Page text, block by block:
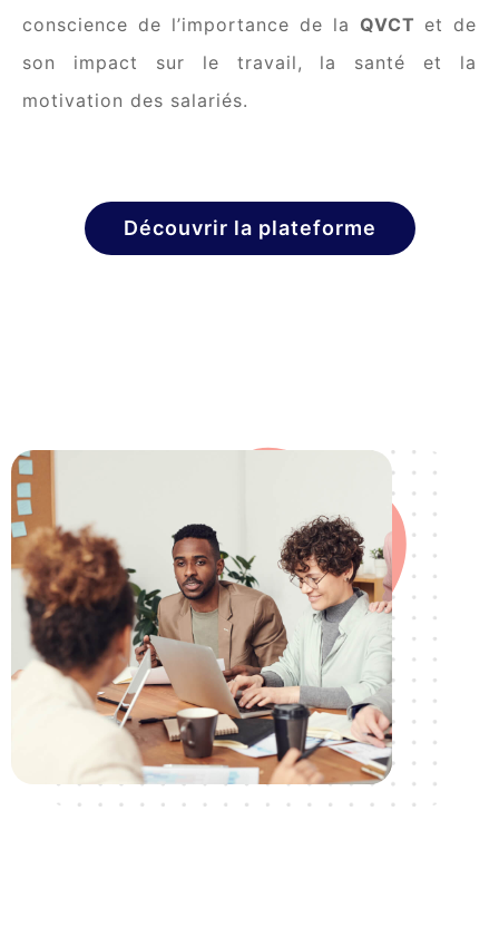
conscience de l’importance de la QVCT et de
son impact sur le travail, la santé et la
motivation des salariés.
Découvrir la plateforme